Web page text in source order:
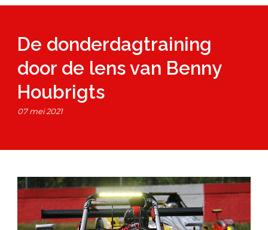
De donderdagtraining
door de lens van Benny
Houbrigts
07 mei 2021